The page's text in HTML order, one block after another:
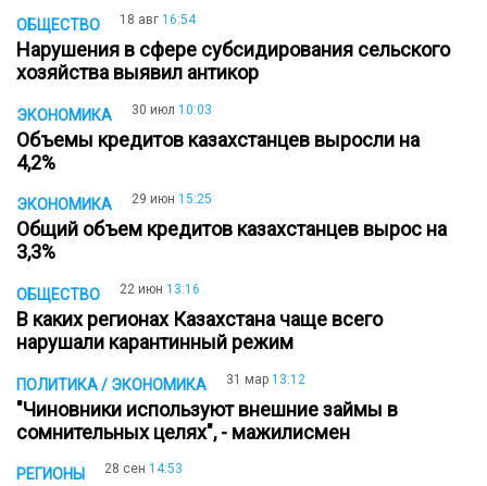
ОБЩЕСТВО 18 авг 16:54
Нарушения в сфере субсидирования сельского
хозяйства выявил антикор
ЭКОНОМИКА 30 июл 10:03
Объемы кредитов казахстанцев выросли на
4,2%
ЭКОНОМИКА 29 июн 15:25
Общий объем кредитов казахстанцев вырос на
3,3%
ОБЩЕСТВО 22 июн 13:16
В каких регионах Казахстана чаще всего
нарушали карантинный режим
ПОЛИТИКА / ЭКОНОМИКА 31 мар 13:12
"Чиновники используют внешние займы в
сомнительных целях", - мажилисмен
РЕГИОНЫ 28 сен 14:53